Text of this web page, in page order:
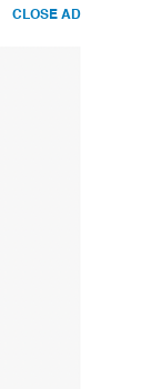
CLOSE AD